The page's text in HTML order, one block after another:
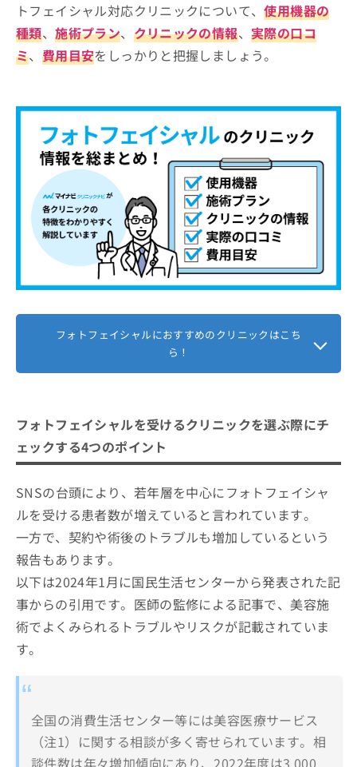
トフェイシャル対応クリニックについて、使用機器の
種類、施術プラン、 クリニックの情報、実際の口コ
ミ、 費用目安をしっかりと把握しましょう。
フォトフェイシャルにおすすめのクリニックはこち
ら！
フォトフェイシャルを受けるクリニックを選ぶ際にチ
ェックする4つのポイント
SNSの台頭により、若年層を中心にフォトフェイシャ
ルを受ける患者数が増えていると言われています。
一方で、契約や術後のトラブルも増加しているという
報告もあります。
以下は2024年1月に国民生活センターから発表された記
事からの引用です。医師の監修による記事で、美容施
術でよくみられるトラブルやリスクが記載されていま
す。
全国の消費生活センター等には美容医療サービス
（注1）に関する相談が多く寄せられています。相